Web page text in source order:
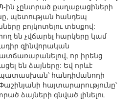
ին չընտրած քաղաքացիների
պետության հանդեպ
բոյկոտելու տեսքով:
են չվճարել հարկերը կամ
զինվորական
որ իրենց
են ձայները: Եվ որևէ
հանդիմանողի
հայտարարությունը՝
ձայների գնված լինելու